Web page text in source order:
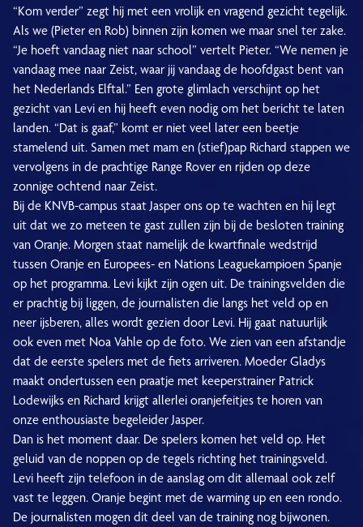
“Kom verder” zegt hij met een vrolijk en vragend gezicht tegelijk.
Als we (Pieter en Rob) binnen zijn komen we maar snel ter zake.
“Je hoeft vandaag niet naar school” vertelt Pieter. “We nemen je
vandaag mee naar Zeist, waar jij vandaag de hoofdgast bent van
het Nederlands Elftal.” Een grote glimlach verschijnt op het
gezicht van Levi en hij heeft even nodig om het bericht te laten
landen. “Dat is gaaf,” komt er niet veel later een beetje
stamelend uit. Samen met mam en (stief)pap Richard stappen we
vervolgens in de prachtige Range Rover en rijden op deze
zonnige ochtend naar Zeist.
Bij de KNVB-campus staat Jasper ons op te wachten en hij legt
uit dat we zo meteen te gast zullen zijn bij de besloten training
van Oranje. Morgen staat namelijk de kwartfinale wedstrijd
tussen Oranje en Europees- en Nations Leaguekampioen Spanje
op het programma. Levi kijkt zijn ogen uit. De trainingsvelden die
er prachtig bij liggen, de journalisten die langs het veld op en
neer ijsberen, alles wordt gezien door Levi. Hij gaat natuurlijk
ook even met Noa Vahle op de foto. We zien van een afstandje
dat de eerste spelers met de fiets arriveren. Moeder Gladys
maakt ondertussen een praatje met keeperstrainer Patrick
Lodewijks en Richard krijgt allerlei oranjefeitjes te horen van
onze enthousiaste begeleider Jasper.
Dan is het moment daar. De spelers komen het veld op. Het
geluid van de noppen op de tegels richting het trainingsveld.
Levi heeft zijn telefoon in de aanslag om dit allemaal ook zelf
vast te leggen. Oranje begint met de warming up en een rondo.
De journalisten mogen dit deel van de training nog bijwonen.